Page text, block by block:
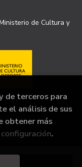
de Cultura y
los Derechos
de terceros para
el análisis de sus
obtener más
configuración.